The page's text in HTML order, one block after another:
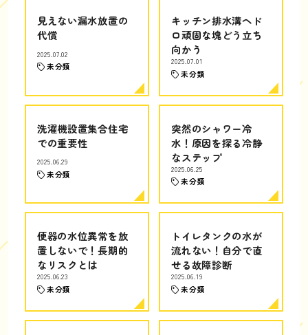
見えない漏水放置の
代償
2025.07.02
未分類
キッチン排水溝ヘド
ロ頑固な塊どう立ち
向かう
2025.07.01
未分類
洗濯機設置集合住宅
での重要性
2025.06.29
未分類
突然のシャワー冷
水！原因を探る冷静
なステップ
2025.06.25
未分類
便器の水位異常を放
置しないで！長期的
なリスクとは
2025.06.23
未分類
トイレタンクの水が
流れない！自分で直
せる故障診断
2025.06.19
未分類